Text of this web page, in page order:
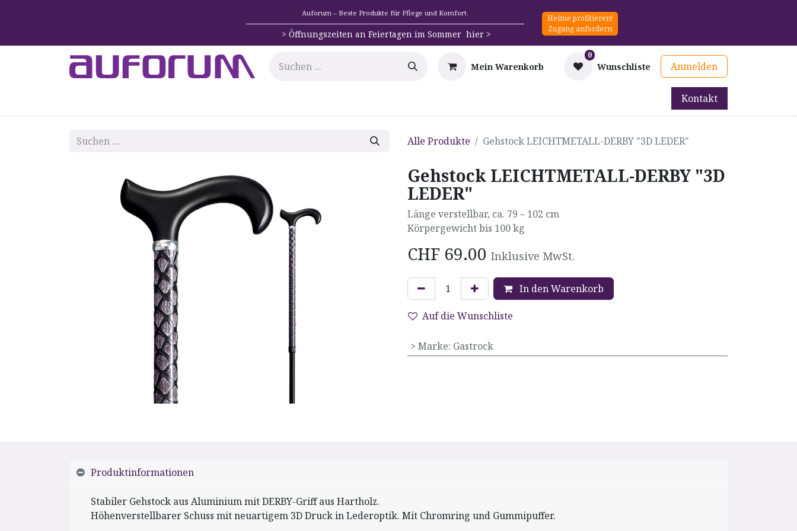
Auforum – Beste Produkte für Pflege und Komfort.
> Öffnungszeiten an Feiertagen im Sommer hier >
Heime profitieren!
Zugang anfordern
Mein Warenkorb
0
Wunschliste Anmelden
Mieten
Kontakt
Alle Produkte Gehstock LEICHTMETALL-DERBY "3D LEDER"
Gehstock LEICHTMETALL-DERBY "3D
LEDER"
Länge verstellbar, ca. 79 – 102 cm
Körpergewicht bis 100 kg
CHF 69.00 Inklusive MwSt.
In den Warenkorb
Auf die Wunschliste
> Marke: Gastrock
Produktinformationen
Stabiler Gehstock aus Aluminium mit DERBY-Griff aus Hartholz.
Höhenverstellbarer Schuss mit neuartigem 3D Druck in Lederoptik. Mit Chromring und Gummipuffer.